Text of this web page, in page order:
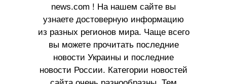
news.com ! На нашем сайте вы
узнаете достоверную информацию
из разных регионов мира. Чаще всего
вы можете прочитать последние
новости Украины и последние
новости России. Категории новостей